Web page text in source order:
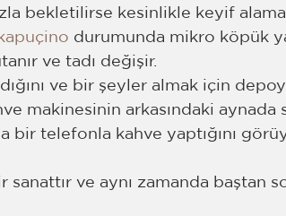
bekletilirse kesinlikle keyif
durumunda mikro köpük
ve tadı değişir.
ve bir şeyler almak için
makinesinin arkasındaki aynada
bir telefonla kahve yaptığını
sanattır ve aynı zamanda baştan